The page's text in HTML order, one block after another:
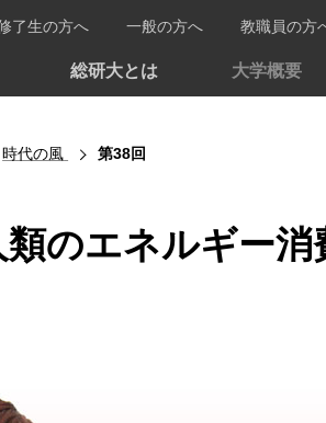
総研大とは 大学概要
了生の方へ 一般の方へ 教職員の方
時代の風 第38回
のエネルギー